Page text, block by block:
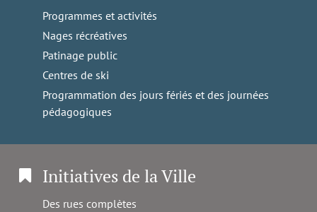
Programmes et activités
Nages récréatives
Patinage public
Centres de ski
Programmation des jours fériés et des journées
pédagogiques
Initiatives de la Ville
Des rues complètes